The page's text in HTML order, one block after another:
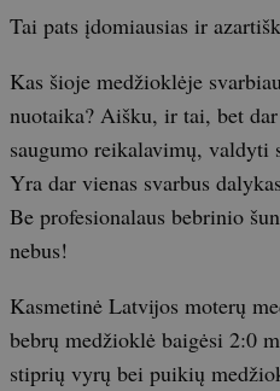
Tai pats įdomiausias ir
Kas šioje medžioklėje
nuotaika? Aišku, ir tai, bet
saugumo reikalavimų, valdyti
Yra dar vienas svarbus
Be profesionalaus bebrinio
nebus!
Kasmetinė Latvijos moterų
bebrų medžioklė baigėsi 2:0
stiprių vyrų bei puikių